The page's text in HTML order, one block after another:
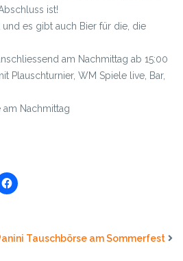
ist!
und es gibt auch Bier für die, die
am Nachmittag ab 15:00
Plauschturnier, WM Spiele live, Bar,
am Nachmittag
Tauschbörse am Sommerfest